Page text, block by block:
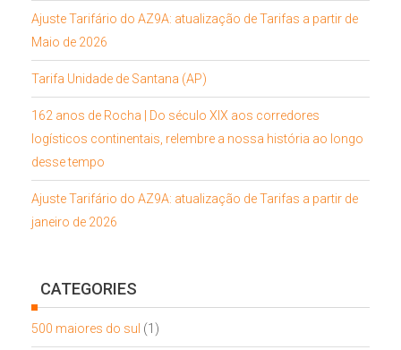
Ajuste Tarifário do AZ9A: atualização de Tarifas a partir de
Maio de 2026
Tarifa Unidade de Santana (AP)
162 anos de Rocha | Do século XIX aos corredores
logísticos continentais, relembre a nossa história ao longo
desse tempo
Ajuste Tarifário do AZ9A: atualização de Tarifas a partir de
janeiro de 2026
CATEGORIES
500 maiores do sul (1)